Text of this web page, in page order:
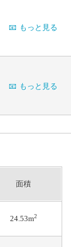
📧 もっと見る
📧 もっと見る
面積
24.53m2